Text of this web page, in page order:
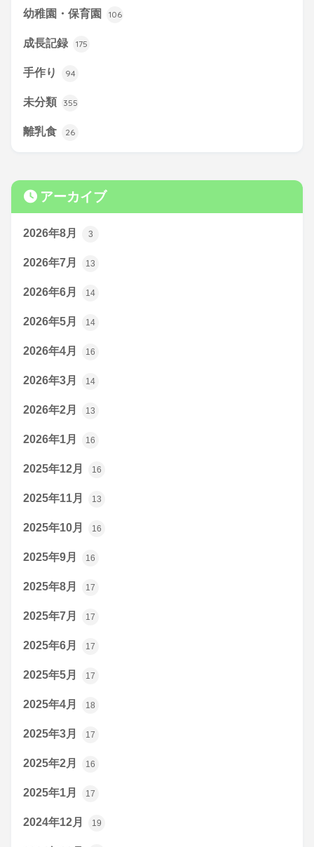
幼稚園・保育園 106
成長記録 175
手作り 94
未分類 355
離乳食 26
アーカイブ
2026年8月 3
2026年7月 13
2026年6月 14
2026年5月 14
2026年4月 16
2026年3月 14
2026年2月 13
2026年1月 16
2025年12月 16
2025年11月 13
2025年10月 16
2025年9月 16
2025年8月 17
2025年7月 17
2025年6月 17
2025年5月 17
2025年4月 18
2025年3月 17
2025年2月 16
2025年1月 17
2024年12月 19